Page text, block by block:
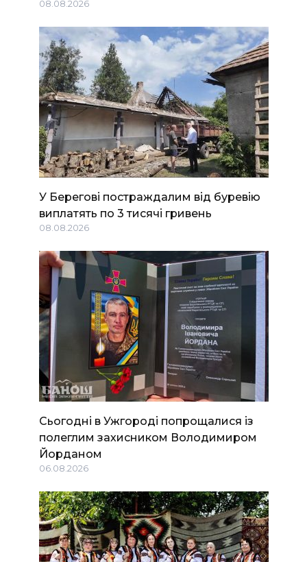
08.08.2026
У Берегові постраждалим від буревію
виплатять по 3 тисячі гривень
08.08.2026
Сьогодні в Ужгороді попрощалися із
полеглим захисником Володимиром
Йорданом
06.08.2026